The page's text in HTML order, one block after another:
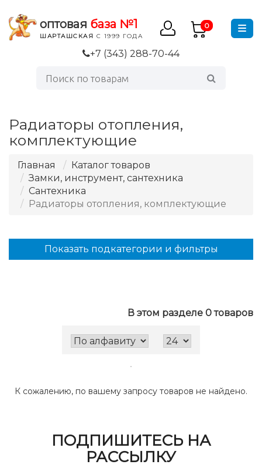
оптовая база №1
ШАРТАШСКАЯ С 1999 ГОДА
0
+7 (343) 288-70-44
Радиаторы отопления,
комплектующие
Главная
Каталог товаров
Замки, инструмент, сантехника
Сантехника
Радиаторы отопления, комплектующие
В этом разделе 0 товаров
К сожалению, по вашему запросу товаров не найдено.
Показать подкатегории и фильтры
ПОДПИШИТЕСЬ НА
РАССЫЛКУ